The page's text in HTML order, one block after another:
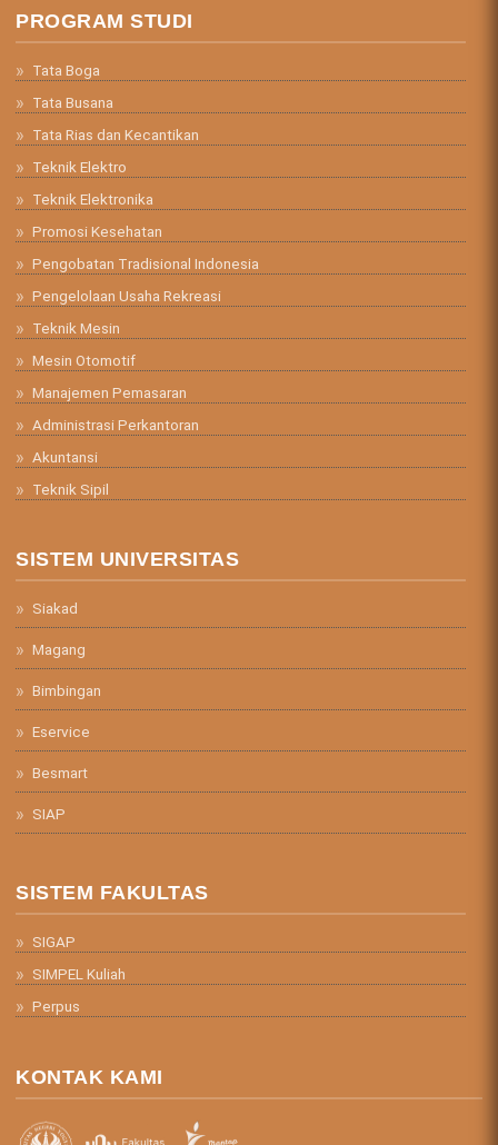
PROGRAM STUDI
Tata Boga
Tata Busana
Tata Rias dan Kecantikan
Teknik Elektro
Teknik Elektronika
Promosi Kesehatan
Pengobatan Tradisional Indonesia
Pengelolaan Usaha Rekreasi
Teknik Mesin
Mesin Otomotif
Manajemen Pemasaran
Administrasi Perkantoran
Akuntansi
Teknik Sipil
SISTEM UNIVERSITAS
Siakad
Magang
Bimbingan
Eservice
Besmart
SIAP
SISTEM FAKULTAS
SIGAP
SIMPEL Kuliah
Perpus
KONTAK KAMI